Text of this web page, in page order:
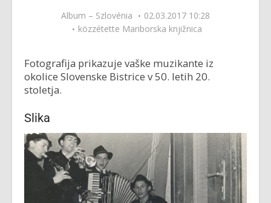
Album – Szlovénia
02.03.2017 10:28
közzétette Mariborska knjižnica
Fotografija prikazuje vaške muzikante iz
okolice Slovenske Bistrice v 50. letih 20.
stoletja.
Slika